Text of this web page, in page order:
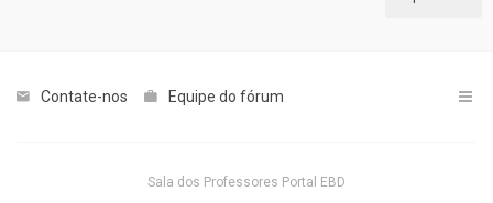
Contate-nos Equipe do fórum
Sala dos Professores Portal EBD